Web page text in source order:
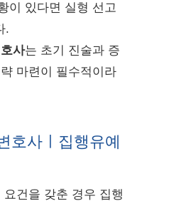
이 있다면 실형 선고
.
사는 초기 진술과 증
마련이 필수적이라
호사ㅣ집행유예
건을 갖춘 경우 집행